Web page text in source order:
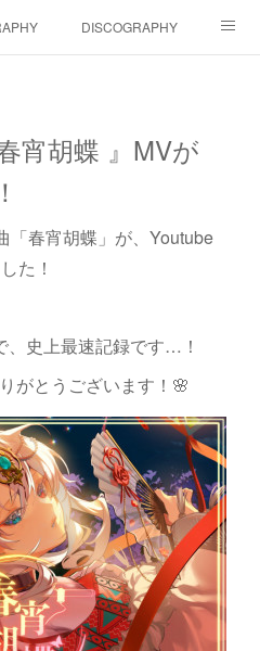
DISCOGRAPHY
宵胡蝶 』MVが
「春宵胡蝶」が、Youtube
た！
、史上最速記録です…！
がとうございます！🌸